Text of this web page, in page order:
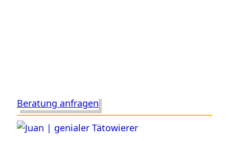
Beratung anfragen